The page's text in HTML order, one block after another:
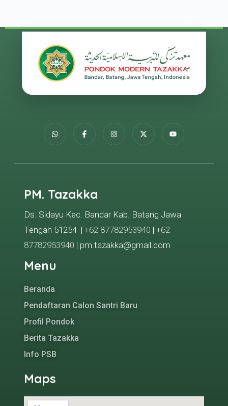
PM. Tazakka
Ds. Sidayu Kec. Bandar Kab. Batang Jawa
Tengah 51254 | +62 87782953940 | +62
87782953940 | pm.tazakka@gmail.com
Menu
Beranda
Pendaftaran Calon Santri Baru
Profil Pondok
Berita Tazakka
Info PSB
Maps